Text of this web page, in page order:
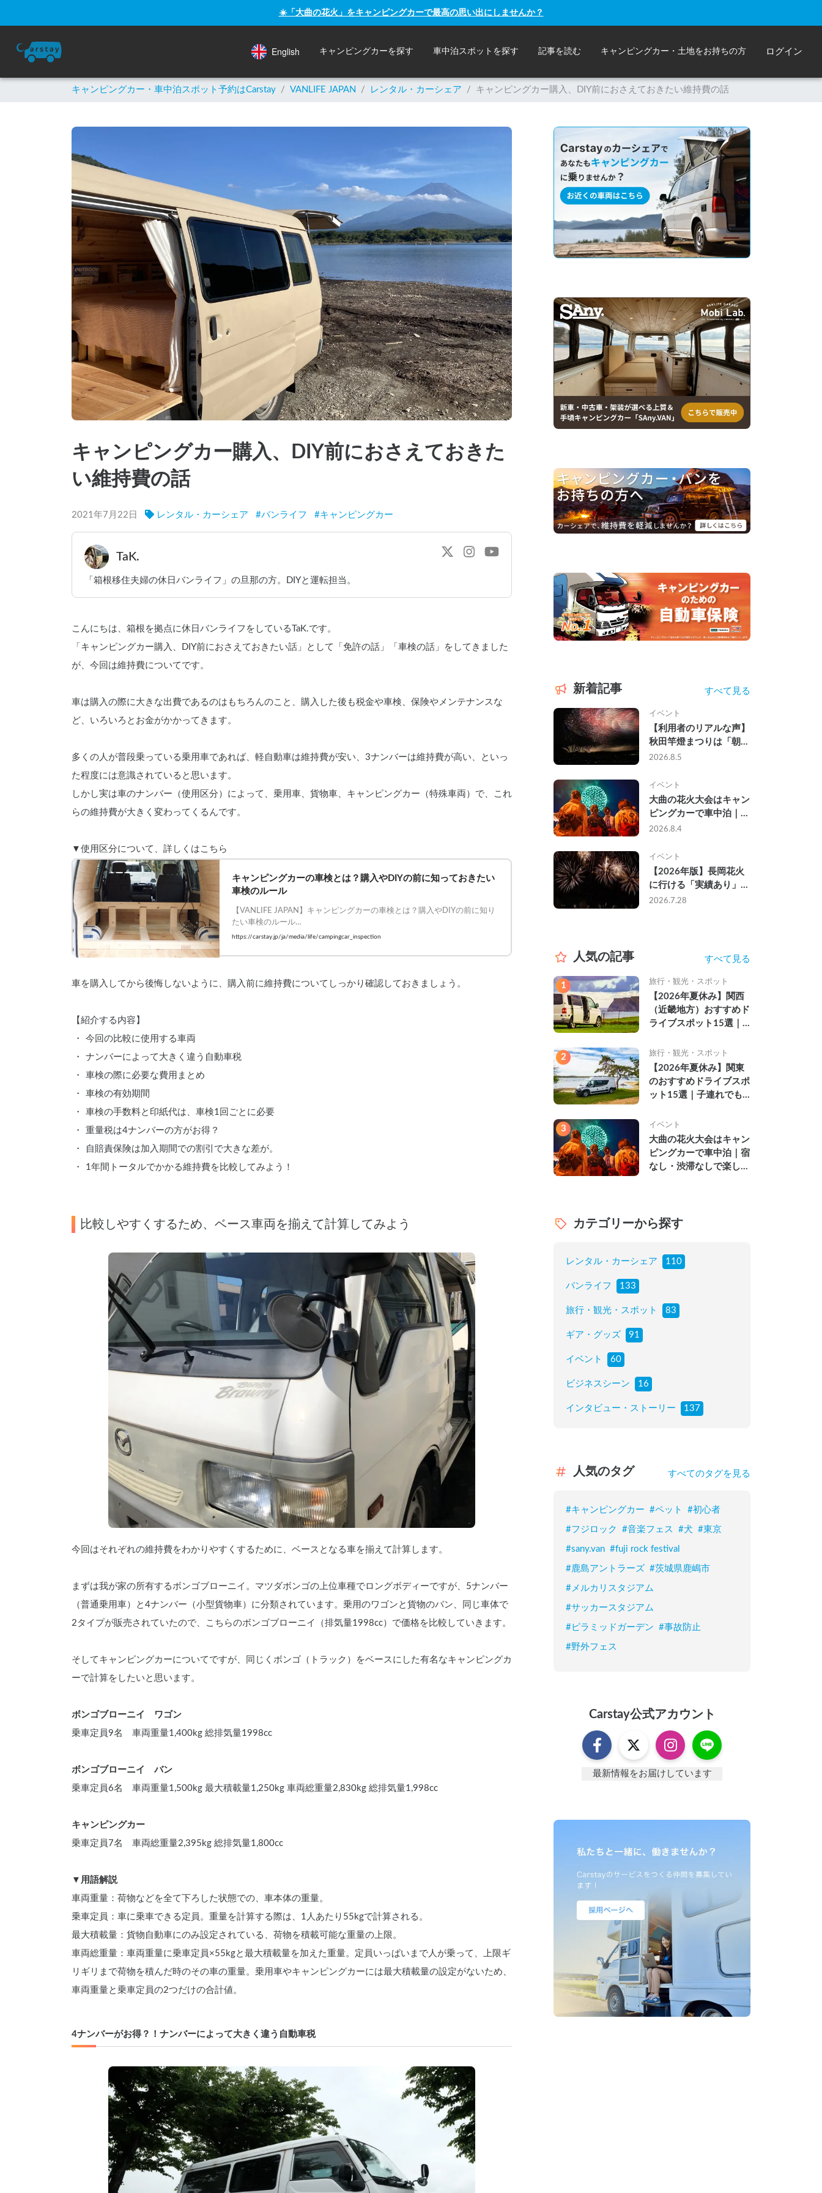
☀️「大曲の花火」をキャンピングカーで最高の思い出にしませんか？
English キャンピングカーを探す 車中泊スポットを探す 記事を読む キャンピングカー・土地をお持ちの方 ログイン
キャンピングカー・車中泊スポット予約はCarstay / VANLIFE JAPAN / レンタル・カーシェア / キャンピングカー購入、DIY前におさえておきたい維持費の話
キャンピングカー購入、DIY前におさえておきた
い維持費の話
2021年7月22日 レンタル・カーシェア #バンライフ #キャンピングカー
TaK.
「箱根移住夫婦の休日バンライフ」の旦那の方。DIYと運転担当。
こんにちは、箱根を拠点に休日バンライフをしているTaK.です。
「キャンピングカー購入、DIY前におさえておきたい話」として「免許の話」「車検の話」をしてきました
が、今回は維持費についてです。
車は購入の際に大きな出費であるのはもちろんのこと、購入した後も税金や車検、保険やメンテナンスな
ど、いろいろとお金がかかってきます。
多くの人が普段乗っている乗用車であれば、軽自動車は維持費が安い、3ナンバーは維持費が高い、といっ
た程度には意識されていると思います。
しかし実は車のナンバー（使用区分）によって、乗用車、貨物車、キャンピングカー（特殊車両）で、これ
らの維持費が大きく変わってくるんです。
▼使用区分について、詳しくはこちら
キャンピングカーの車検とは？購入やDIYの前に知っておきたい
車検のルール
【VANLIFE JAPAN】キャンピングカーの車検とは？購入やDIYの前に知り
たい車検のルール
    #VANLIFEJAPAN #キャンピングカー #DIY
https://carstay.jp/ja/media/life/campingcar_inspection
車を購入してから後悔しないように、購入前に維持費についてしっかり確認しておきましょう。
【紹介する内容】
今回の比較に使用する車両
ナンバーによって大きく違う自動車税
車検の際に必要な費用まとめ
車検の有効期間
車検の手数料と印紙代は、車検1回ごとに必要
重量税は4ナンバーの方がお得？
自賠責保険は加入期間での割引で大きな差が。
1年間トータルでかかる維持費を比較してみよう！
比較しやすくするため、ベース車両を揃えて計算してみよう
今回はそれぞれの維持費をわかりやすくするために、ベースとなる車を揃えて計算します。
まずは我が家の所有するボンゴブローニイ。マツダボンゴの上位車種でロングボディーですが、5ナンバー
（普通乗用車）と4ナンバー（小型貨物車）に分類されています。乗用のワゴンと貨物のバン、同じ車体で
2タイプが販売されていたので、こちらのボンゴブローニイ（排気量1998cc）で価格を比較していきます。
そしてキャンピングカーについてですが、同じくボンゴ（トラック）をベースにした有名なキャンピングカ
ーで計算をしたいと思います。
ボンゴブローニイ　ワゴン
乗車定員9名　車両重量1,400kg 総排気量1998cc
ボンゴブローニイ　バン
乗車定員6名　車両重量1,500kg 最大積載量1,250kg 車両総重量2,830kg 総排気量1,998cc
キャンピングカー
乗車定員7名　車両総重量2,395kg 総排気量1,800cc
▼用語解説
車両重量：荷物などを全て下ろした状態での、車本体の重量。
乗車定員：車に乗車できる定員。重量を計算する際は、1人あたり55kgで計算される。
最大積載量：貨物自動車にのみ設定されている、荷物を積載可能な重量の上限。
車両総重量：車両重量に乗車定員×55kgと最大積載量を加えた重量。定員いっぱいまで人が乗って、上限ギ
リギリまで荷物を積んだ時のその車の重量。乗用車やキャンピングカーには最大積載量の設定がないため、
車両重量と乗車定員の2つだけの合計値。
4ナンバーがお得？！ナンバーによって大きく違う自動車税
新着記事 すべて見る
イベント
【利用者のリアルな声】
秋田竿燈まつりは「朝か
ら夜まで」の祭り。キャ
組の記録
2026.8.5
イベント
大曲の花火大会はキャン
ピングカーで車中泊｜宿
なし・渋滞なしで楽しむ
2026.8.4
イベント
【2026年版】長岡花火
に行ける「実績あり」の
キャンピングカー3選｜
2026.7.28
人気の記事 すべて見る
1 旅行・観光・スポット
【2026年夏休み】関西
（近畿地方）おすすめド
ライブスポット15選｜
名所を紹介
2 旅行・観光・スポット
【2026年夏休み】関東
のおすすめドライブスポ
ット15選｜子連れでも
ルメ・温泉を徹底解説
3 イベント
大曲の花火大会はキャン
ピングカーで車中泊｜宿
なし・渋滞なしで楽しむ
カテゴリーから探す
レンタル・カーシェア 110
バンライフ 133
旅行・観光・スポット 83
ギア・グッズ 91
イベント 60
ビジネスシーン 16
インタビュー・ストーリー 137
人気のタグ すべてのタグを見る
#キャンピングカー #ペット #初心者
#フジロック #音楽フェス #犬 #東京
#sany.van #fuji rock festival
#鹿島アントラーズ #茨城県鹿嶋市
#メルカリスタジアム
#サッカースタジアム
#ピラミッドガーデン #事故防止
#野外フェス
Carstay公式アカウント
最新情報をお届けしています